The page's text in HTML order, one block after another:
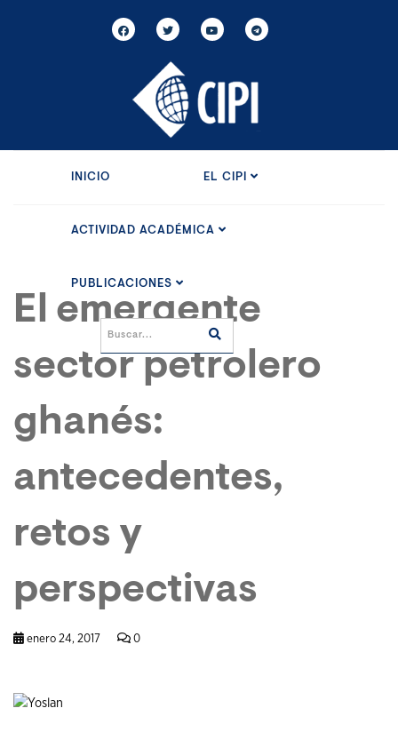
INICIO EL CIPI
ACTIVIDAD ACADÉMICA
PUBLICACIONES
El emergente
sector petrolero
ghanés:
antecedentes,
retos y
perspectivas
enero 24, 2017 0